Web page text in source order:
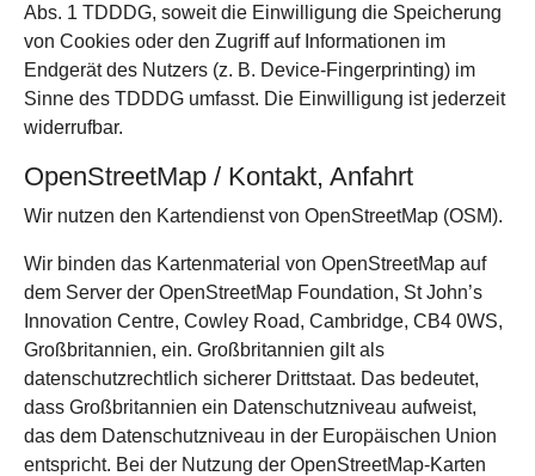
Abs. 1 TDDDG, soweit die Einwilligung die Speicherung
von Cookies oder den Zugriff auf Informationen im
Endgerät des Nutzers (z. B. Device-Fingerprinting) im
Sinne des TDDDG umfasst. Die Einwilligung ist jederzeit
widerrufbar.
OpenStreetMap / Kontakt, Anfahrt
Wir nutzen den Kartendienst von OpenStreetMap (OSM).
Wir binden das Kartenmaterial von OpenStreetMap auf
dem Server der OpenStreetMap Foundation, St John’s
Innovation Centre, Cowley Road, Cambridge, CB4 0WS,
Großbritannien, ein. Großbritannien gilt als
datenschutzrechtlich sicherer Drittstaat. Das bedeutet,
dass Großbritannien ein Datenschutzniveau aufweist,
das dem Datenschutzniveau in der Europäischen Union
entspricht. Bei der Nutzung der OpenStreetMap-Karten